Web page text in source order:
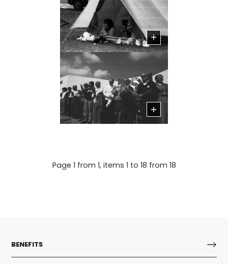
Page 1 from 1, items 1 to 18 from 18
BENEFITS